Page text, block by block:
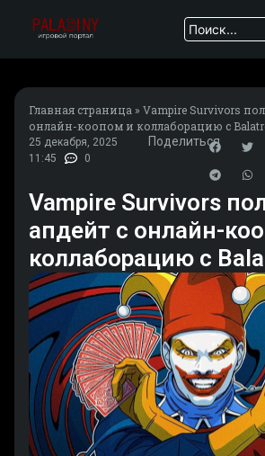
Главная страница » Vampire Survivors
онлайн-коопом и коллаборацию с
25 декабря, 2025
11:45
0
Поделиться
Vampire Survivors
апдейт с онлайн-
коллаборацию с